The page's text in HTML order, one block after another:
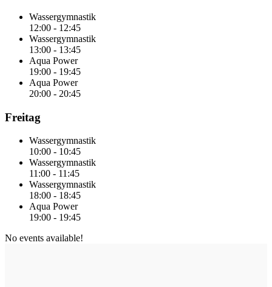
Wassergymnastik
12:00 - 12:45
Wassergymnastik
13:00 - 13:45
Aqua Power
19:00 - 19:45
Aqua Power
20:00 - 20:45
Freitag
Wassergymnastik
10:00 - 10:45
Wassergymnastik
11:00 - 11:45
Wassergymnastik
18:00 - 18:45
Aqua Power
19:00 - 19:45
No events available!